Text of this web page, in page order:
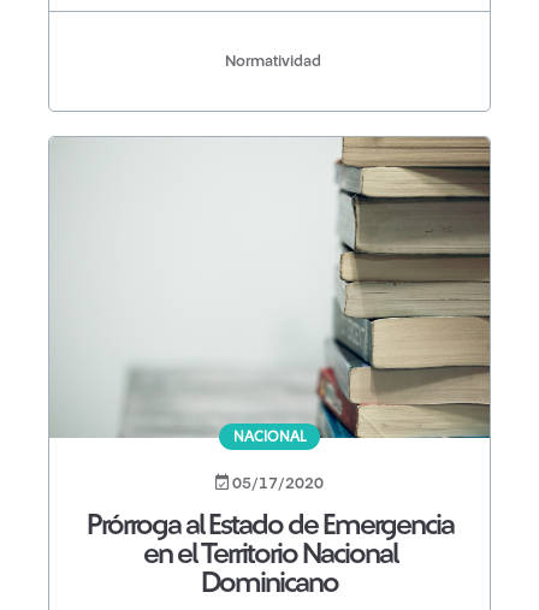
Normatividad
NACIONAL
05/17/2020
Prórroga al Estado de Emergencia
en el Territorio Nacional
Dominicano